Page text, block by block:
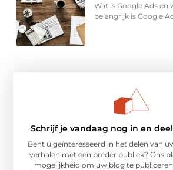
Wat is Google Ads en
belangrijk is Google
Schrijf je vandaag nog in en
Bent u geïnteresseerd in het delen van
verhalen met een breder publiek? Ons
mogelijkheid om uw blog te